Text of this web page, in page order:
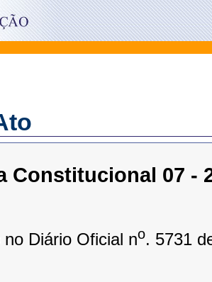
Constitucional 07 -
no Diário Oficial no. 5731